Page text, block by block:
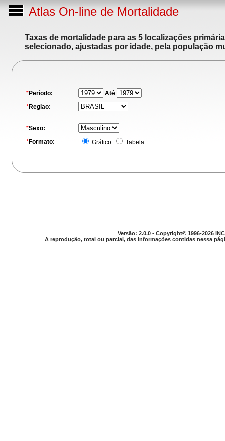
Atlas On-line de Mortalidade
Taxas de mortalidade para as 5 localizações
selecionado, ajustadas por idade, pela população
*Período:
Até
*Regiao:
*Sexo:
*Formato: Gráfico Tabela
Versão: 2.0.0 - Copyright© 1996-2026
A reprodução, total ou parcial, das informações contidas nessa